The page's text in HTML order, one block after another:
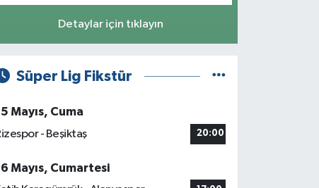
Detaylar için tıklayın
Süper Lig Fikstür
Mayıs, Cuma
- Beşiktaş
20:00
Mayıs, Cumartesi